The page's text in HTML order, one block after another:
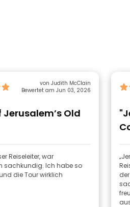
von Judith McClain
Bewertet am Jun 03, 2026
Jerusalem’s Old
Reiseleiter, war
sachkundig. Ich habe so
die Tour wirklich